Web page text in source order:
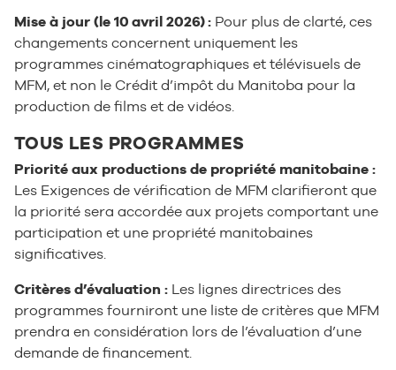
Mise à jour (le 10 avril 2026) : Pour plus de clarté, ces
changements concernent uniquement les
programmes cinématographiques et télévisuels de
MFM, et non le Crédit d’impôt du Manitoba pour la
production de films et de vidéos.
TOUS LES PROGRAMMES
Priorité aux productions de propriété manitobaine :
Les Exigences de vérification de MFM clarifieront que
la priorité sera accordée aux projets comportant une
participation et une propriété manitobaines
significatives.
Critères d’évaluation : Les lignes directrices des
programmes fourniront une liste de critères que MFM
prendra en considération lors de l’évaluation d’une
demande de financement.